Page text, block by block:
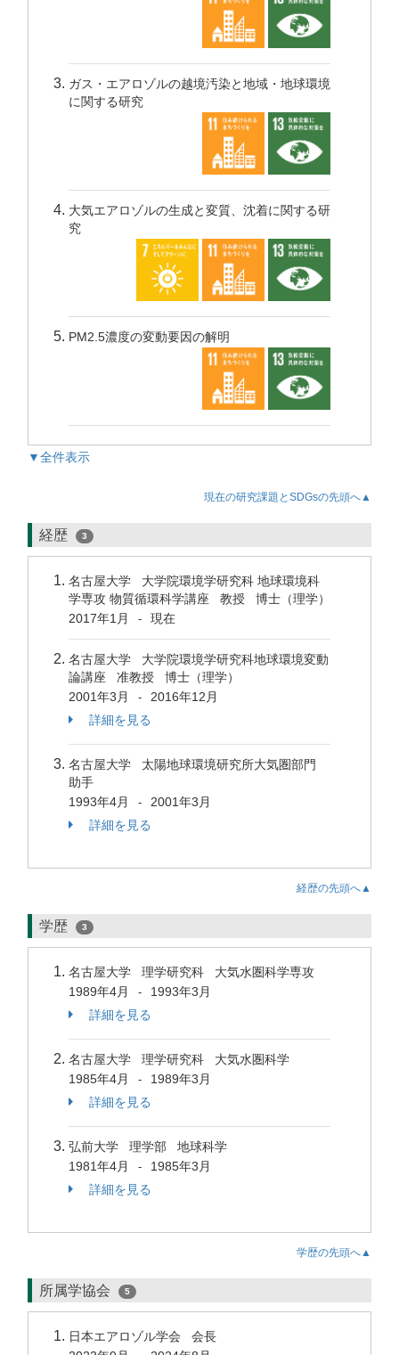
ガス・エアロゾルの越境汚染と地域・地球環境
に関する研究
大気エアロゾルの生成と変質、沈着に関する研
究
PM2.5濃度の変動要因の解明
▼全件表示
現在の研究課題とSDGsの先頭へ▲
経歴 3
名古屋大学 大学院環境学研究科 地球環境科
学専攻 物質循環科学講座 教授 博士（理学）
2017年1月
- 現在
名古屋大学 大学院環境学研究科地球環境変動
論講座 准教授 博士（理学）
2001年3月
-
2016年12月
詳細を見る
名古屋大学 太陽地球環境研究所大気圏部門
助手
1993年4月
-
2001年3月
詳細を見る
経歴の先頭へ▲
学歴 3
名古屋大学 理学研究科 大気水圏科学専攻
1989年4月
-
1993年3月
詳細を見る
名古屋大学 理学研究科 大気水圏科学
1985年4月
-
1989年3月
詳細を見る
弘前大学 理学部 地球科学
1981年4月
-
1985年3月
詳細を見る
学歴の先頭へ▲
所属学協会 5
日本エアロゾル学会 会長